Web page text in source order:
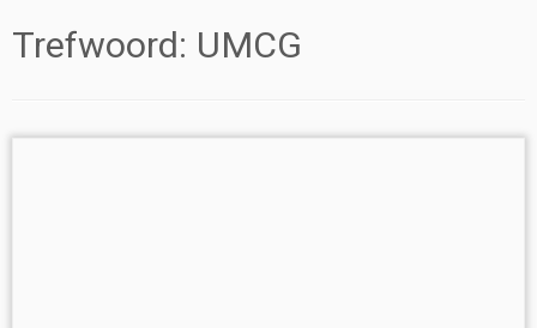
Trefwoord: UMCG